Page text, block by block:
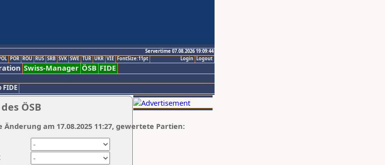
Servertime 07.08.2026 19:09:44
Logout
Login
POR ROU RUS SRB SVK SWE TUR UKR VIE FontSize:11pt
Swiss-Manager ÖSB FIDE
FIDE
ÖSB
Änderung am 17.08.2025 11:27, gewertete Partien: